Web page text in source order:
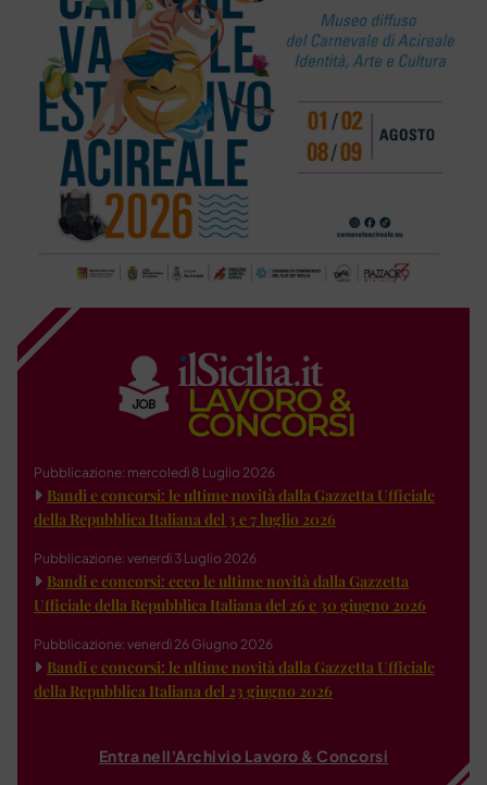
Pubblicazione: mercoledì 8 Luglio 2026
Bandi e concorsi: le ultime novità dalla Gazzetta Ufficiale
della Repubblica Italiana del 3 e 7 luglio 2026
Pubblicazione: venerdì 3 Luglio 2026
Bandi e concorsi: ecco le ultime novità dalla Gazzetta
Ufficiale della Repubblica Italiana del 26 e 30 giugno 2026
Pubblicazione: venerdì 26 Giugno 2026
Bandi e concorsi: le ultime novità dalla Gazzetta Ufficiale
della Repubblica Italiana del 23 giugno 2026
Entra nell'Archivio Lavoro & Concorsi